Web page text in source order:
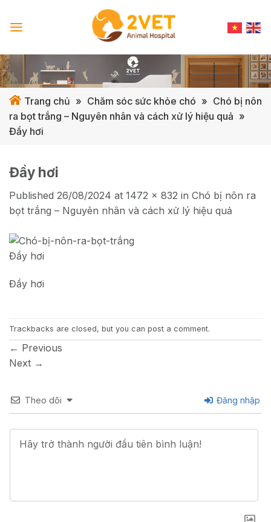
Trang chủ » Chăm sóc sức khỏe chó » Chó bị nôn
ra bọt trắng – Nguyên nhân và cách xử lý hiệu quả »
Đầy hơi
Đầy hơi
Published 26/08/2024 at 1472 × 832 in Chó bị nôn ra
bọt trắng – Nguyên nhân và cách xử lý hiệu quả
Đầy hơi
Đầy hơi
Trackbacks are closed, but you can post a comment.
← Previous
Next →
Theo dõi Đăng nhập